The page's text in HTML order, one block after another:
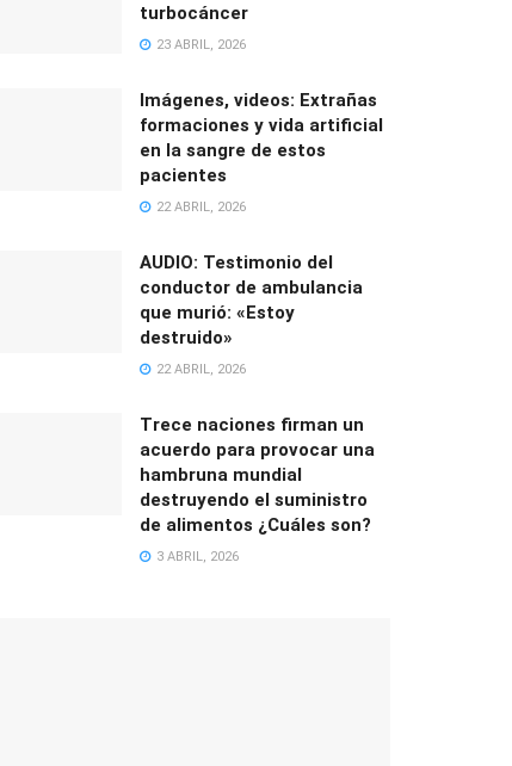
turbocáncer
23 ABRIL, 2026
Imágenes, videos: Extrañas
formaciones y vida artificial
en la sangre de estos
pacientes
22 ABRIL, 2026
AUDIO: Testimonio del
conductor de ambulancia
que murió: «Estoy
destruido»
22 ABRIL, 2026
Trece naciones firman un
acuerdo para provocar una
hambruna mundial
destruyendo el suministro
de alimentos ¿Cuáles son?
3 ABRIL, 2026